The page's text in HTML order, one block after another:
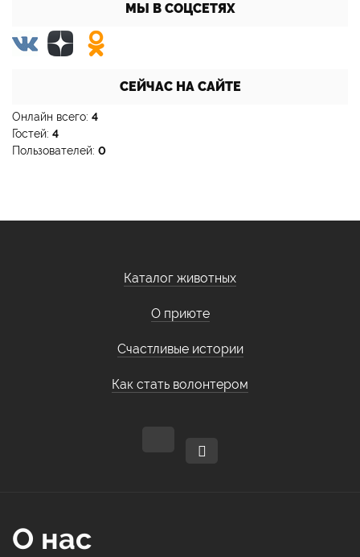
МЫ В СОЦСЕТЯХ
СЕЙЧАС НА САЙТЕ
Онлайн всего: 4
Гостей: 4
Пользователей: 0
Каталог животных
О приюте
Счастливые истории
Как стать волонтером
О нас